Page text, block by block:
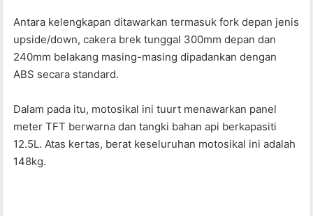
Antara kelengkapan ditawarkan termasuk fork depan jenis
upside/down, cakera brek tunggal 300mm depan dan
240mm belakang masing-masing dipadankan dengan
ABS secara standard.
Dalam pada itu, motosikal ini tuurt menawarkan panel
meter TFT berwarna dan tangki bahan api berkapasiti
12.5L. Atas kertas, berat keseluruhan motosikal ini adalah
148kg.